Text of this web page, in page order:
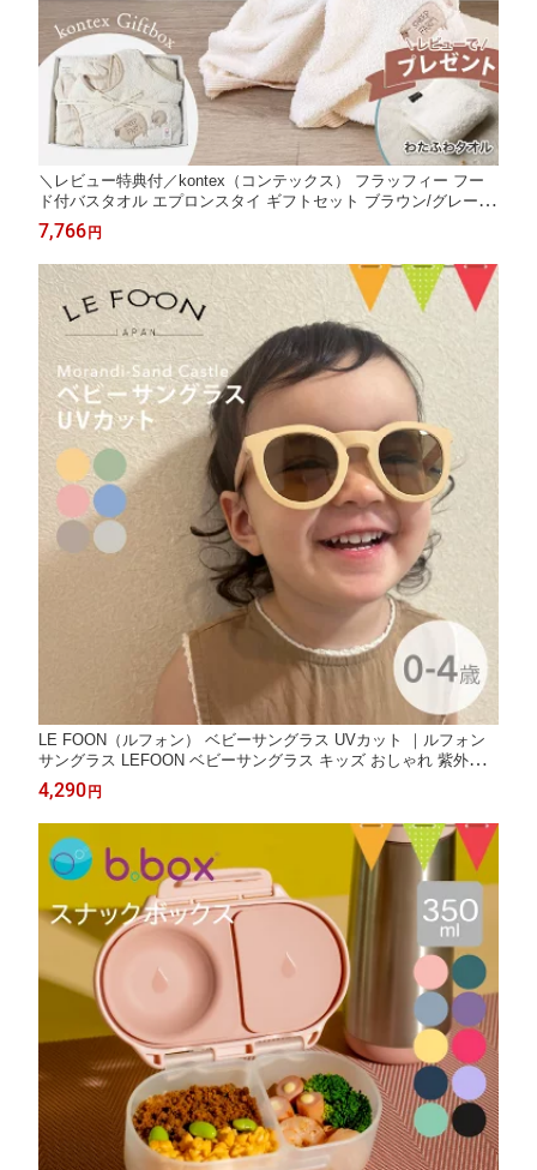
＼レビュー特典付／kontex（コンテックス） フラッフィー フー
ド付バスタオル エプロンスタイ ギフトセット ブラウン/グレー｜
kontex コンテックス 今治タオル バスタオル フード付き バスポン
チョ スタイ エプロンスタイ 綿100 出産祝い ギフト 日本製
7,766 円
LE FOON（ルフォン） ベビーサングラス UVカット ｜ルフォン
サングラス LEFOON ベビーサングラス キッズ おしゃれ 紫外線
対策 太陽 夏 プール 海 ファッショングラス メガネ 眼鏡 UVカッ
ト 軽量 ベビー 真夏 猛暑 酷暑 プレゼント ギフト 赤ちゃん
4,290 円